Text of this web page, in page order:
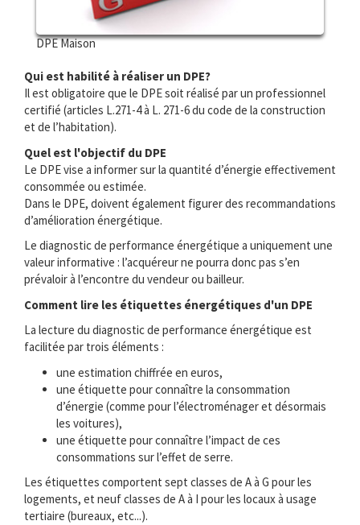
DPE Maison
Qui est habilité à réaliser un DPE?
Il est obligatoire que le DPE soit réalisé par un professionnel
certifié (articles L.271-4 à L. 271-6 du code de la construction
et de l’habitation).
Quel est l'objectif du DPE
Le DPE vise a informer sur la quantité d’énergie effectivement
consommée ou estimée.
Dans le DPE, doivent également figurer des recommandations
d’amélioration énergétique.
Le diagnostic de performance énergétique a uniquement une
valeur informative : l’acquéreur ne pourra donc pas s’en
prévaloir à l’encontre du vendeur ou bailleur.
Comment lire les étiquettes énergétiques d'un DPE
La lecture du diagnostic de performance énergétique est
facilitée par trois éléments :
une estimation chiffrée en euros,
une étiquette pour connaître la consommation
d’énergie (comme pour l’électroménager et désormais
les voitures),
une étiquette pour connaître l’impact de ces
consommations sur l’effet de serre.
Les étiquettes comportent sept classes de A à G pour les
logements, et neuf classes de A à I pour les locaux à usage
tertiaire (bureaux, etc...).